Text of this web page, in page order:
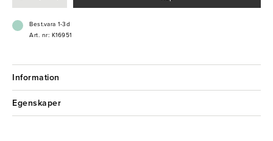
Best.vara 1-3d
Art. nr: K16951
Information
Egenskaper